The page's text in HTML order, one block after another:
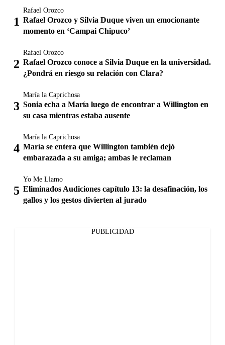
Rafael Orozco
Rafael Orozco y Silvia Duque viven un emocionante
momento en ‘Campai Chipuco’
Rafael Orozco
Rafael Orozco conoce a Silvia Duque en la universidad.
¿Pondrá en riesgo su relación con Clara?
María la Caprichosa
Sonia echa a María luego de encontrar a Willington en
su casa mientras estaba ausente
María la Caprichosa
María se entera que Willington también dejó
embarazada a su amiga; ambas le reclaman
Yo Me Llamo
Eliminados Audiciones capítulo 13: la desafinación, los
gallos y los gestos divierten al jurado
PUBLICIDAD